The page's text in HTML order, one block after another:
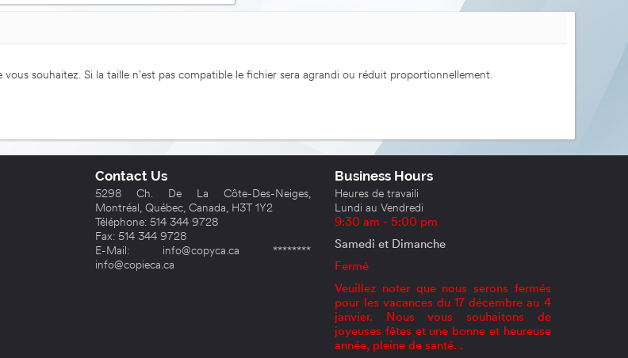
souhaitez. Si la taille n'est pas compatible le fichier sera agrandi ou réduit proportionnellement.
Contact Us
5298 Ch. De La Côte-Des-Neiges,
Montréal, Québec, Canada, H3T 1Y2
Téléphone: 514 344 9728
Fax: 514 344 9728
E-Mail: info@copyca.ca ********
info@copieca.ca
Business Hours
Heures de travaili
Lundi au Vendredi
9:30 am - 5:00 pm
Samedi et Dimanche
Fermé
Veuillez noter que nous serons fermés
pour les vacances du 17 décembre au 4
janvier. Nous vous souhaitons de
joyeuses fêtes et une bonne et heureuse
année, pleine de santé. .